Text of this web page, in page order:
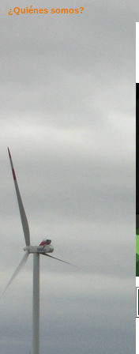
¿Quiénes somos?